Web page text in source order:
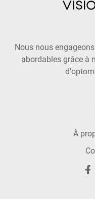
Nous nous
abordables grâce à
À